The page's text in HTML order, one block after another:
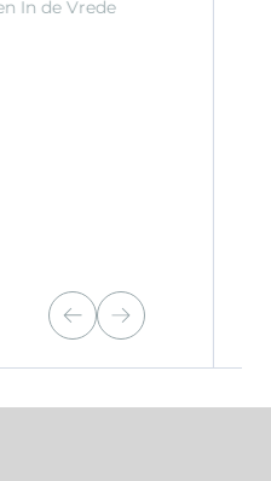
In de Vrede